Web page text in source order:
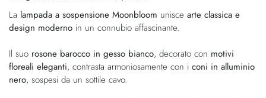
immagini
La lampada a sospensione Moonbloom unisce arte classica e
design moderno in un connubio affascinante.
Il suo rosone barocco in gesso bianco, decorato con motivi
floreali eleganti, contrasta armoniosamente con i coni in alluminio
nero, sospesi da un sottile cavo.